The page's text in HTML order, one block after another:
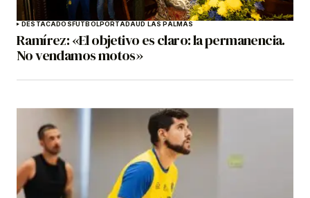
DESTACADOSFÚTBOLPORTADAUD LAS PALMAS
Ramírez: «El objetivo es claro: la permanencia.
No vendamos motos»